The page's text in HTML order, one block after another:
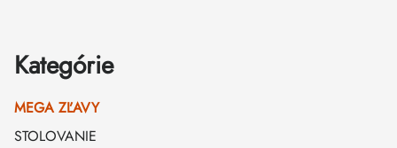
Kategórie
MEGA ZĽAVY
STOLOVANIE